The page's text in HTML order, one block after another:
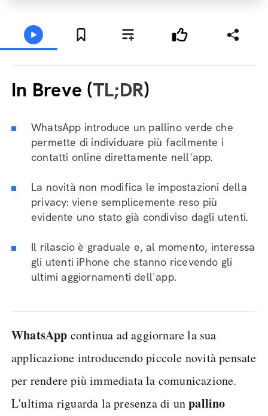
In Breve (TL;DR)
WhatsApp introduce un pallino verde che
permette di individuare più facilmente i
contatti online direttamente nell'app.
La novità non modifica le impostazioni della
privacy: viene semplicemente reso più
evidente uno stato già condiviso dagli utenti.
Il rilascio è graduale e, al momento, interessa
gli utenti iPhone che stanno ricevendo gli
ultimi aggiornamenti dell'app.
WhatsApp continua ad aggiornare la sua
applicazione introducendo piccole novità pensate
per rendere più immediata la comunicazione.
L'ultima riguarda la presenza di unpallino